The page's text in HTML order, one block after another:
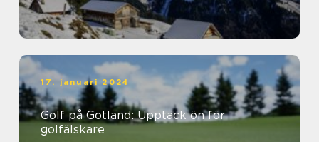
17. januari 2024
Golf på Gotland: Upptäck ön för
golfälskare